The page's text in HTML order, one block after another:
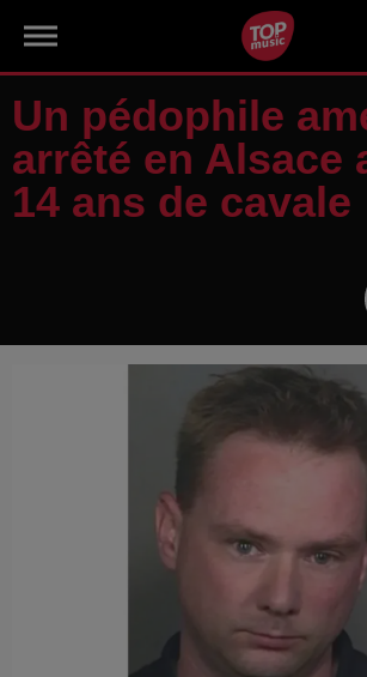
Un pédophile
arrêté en Alsace
14 ans de cavale